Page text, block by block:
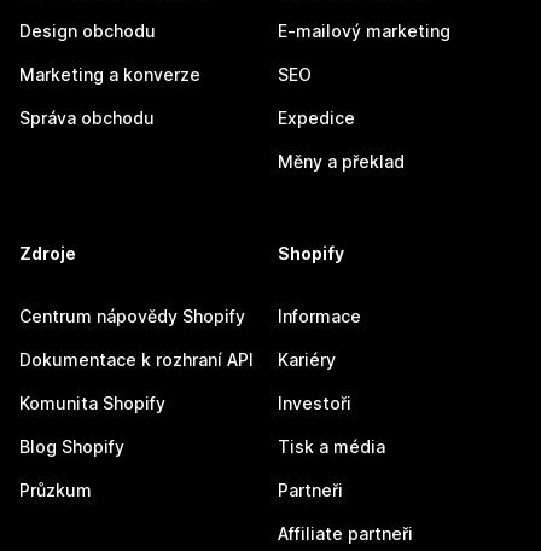
Design obchodu
Marketing a konverze
Správa obchodu
E-mailový marketing
SEO
Expedice
Měny a překlad
Zdroje
Centrum nápovědy Shopify
Dokumentace k rozhraní API
Komunita Shopify
Blog Shopify
Průzkum
Shopify
Informace
Kariéry
Investoři
Tisk a média
Partneři
Affiliate partneři